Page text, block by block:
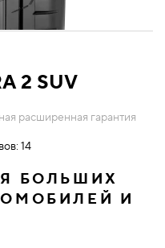
2 SUV
расширенная гарантия
14
БОЛЬШИХ
И